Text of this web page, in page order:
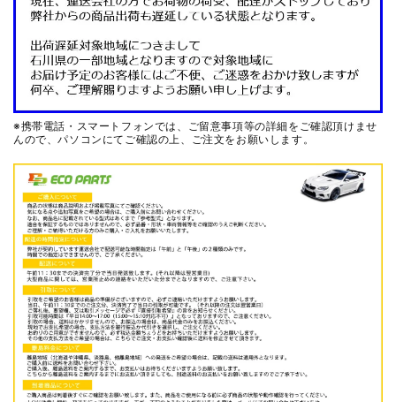
※携帯電話・スマートフォンでは、ご留意事項等の詳細をご確認頂けませ
んので、パソコンにてご確認の上、ご注文をお願いします。